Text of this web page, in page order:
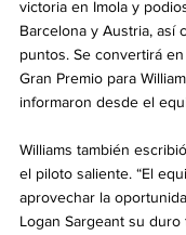
victoria en Imola y
Barcelona y Austria, así
puntos. Se convertirá
Gran Premio para
informaron desde el
Williams también
el piloto saliente. “El
aprovechar la
Logan Sargeant su duro